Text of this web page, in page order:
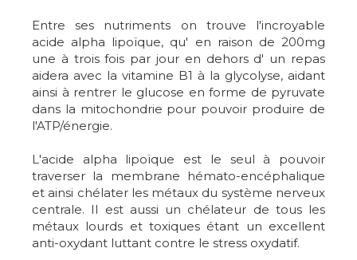
Entre ses nutriments on trouve l'incroyable
acide alpha lipoïque, qu' en raison de 200mg
une à trois fois par jour en dehors d' un repas
aidera avec la vitamine B1 à la glycolyse, aidant
ainsi à rentrer le glucose en forme de pyruvate
dans la mitochondrie pour pouvoir produire de
l'ATP/énergie.
L'acide alpha lipoïque est le seul à pouvoir
traverser la membrane hémato-encéphalique
et ainsi chélater les métaux du système nerveux
centrale. Il est aussi un chélateur de tous les
métaux lourds et toxiques étant un excellent
anti-oxydant luttant contre le stress oxydatif.